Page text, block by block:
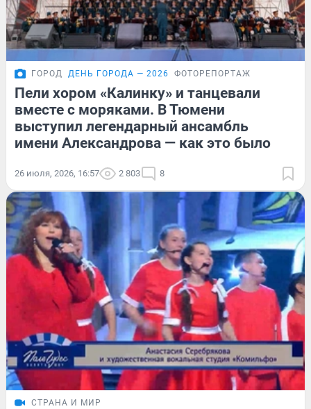
ГОРОД ДЕНЬ ГОРОДА — 2026 ФОТОРЕПОРТАЖ
Пели хором «Калинку» и танцевали
вместе с моряками. В Тюмени
выступил легендарный ансамбль
имени Александрова — как это было
26 июля, 2026, 16:57 2 803 8
СТРАНА И МИР